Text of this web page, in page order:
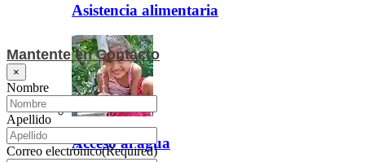
Asistencia alimentaria
Acceso al agua
Mantente en Contacto
×
Nombre
Apellido
Correo electrónico(Required)